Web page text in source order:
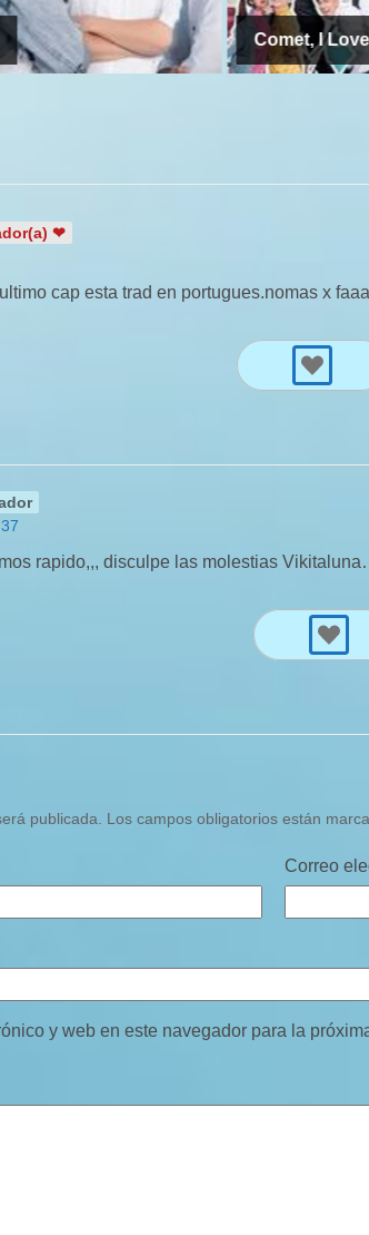
Comet, I Love You
❤
cap esta trad en portugues.nomas x
rapido,,, disculpe las molestias
publicada. Los campos obligatorios están
Correo
y web en este navegador para la